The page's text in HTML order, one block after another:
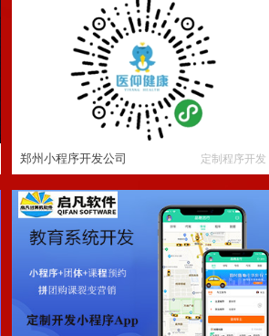
郑州小程序开发公司 定制程序开发
职业技能拼团培训课程APP小程序预约招生报
名服务系统开发定制